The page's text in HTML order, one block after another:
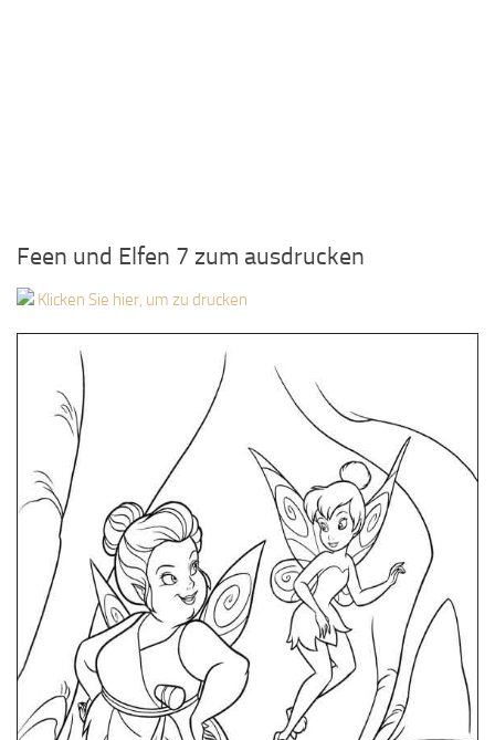
Feen und Elfen 7 zum ausdrucken
Klicken Sie hier, um zu drucken